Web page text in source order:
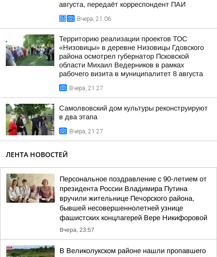
августа, передаёт корреспондент ПАИ
Вчера, 21:06
Территорию реализации проектов ТОС
«Низовицы» в деревне Низовицы Гдовского
района осмотрел губернатор Псковской
области Михаил Ведерников в рамках
рабочего визита в муниципалитет 8 августа
Вчера, 21:27
Самолвовский дом культуры реконструируют
в два этапа
Вчера, 21:27
ЛЕНТА НОВОСТЕЙ
Персональное поздравление с 90-летием от
президента России Владимира Путина
вручили жительнице Печорского района,
бывшей несовершеннолетней узнице
фашистских концлагерей Вере Никифоровой
Вчера, 23:57
В Великолукском районе нашли пропавшего